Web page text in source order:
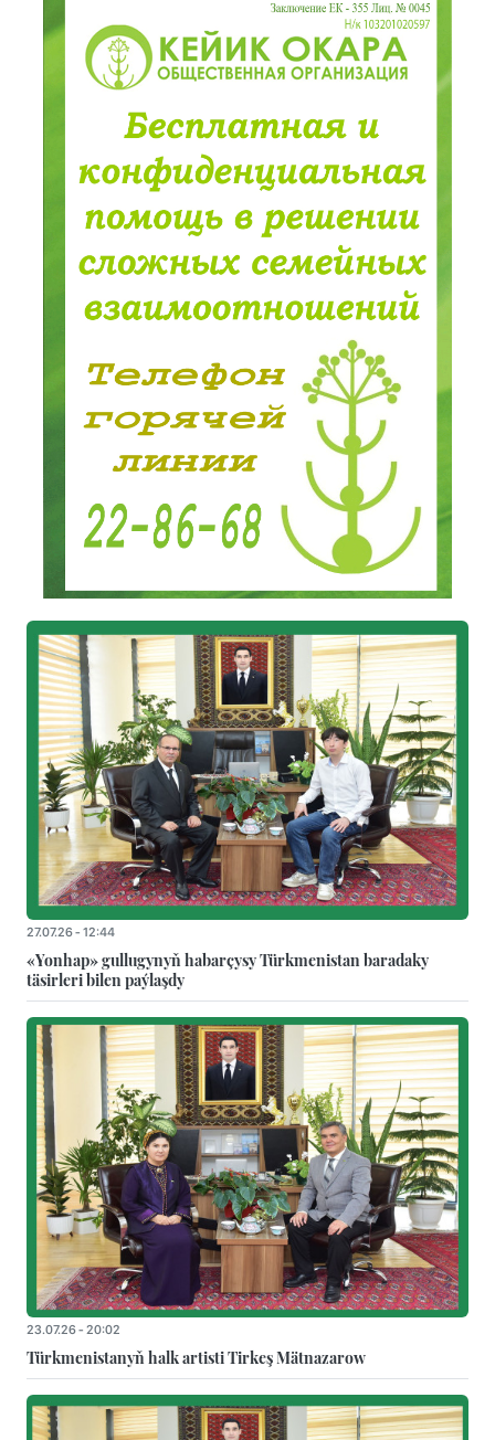
27.07.26 - 12:44
«Yonhap» gullugynyň habarçysy Türkmenistan baradaky
täsirleri bilen paýlaşdy
23.07.26 - 20:02
Türkmenistanyň halk artisti Tirkeş Mätnazarow